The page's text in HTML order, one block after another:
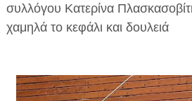
συλλόγου Κατερίνα
χαμηλά το κεφάλι και δουλειά